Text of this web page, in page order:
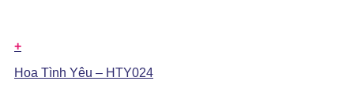
+
Hoa Tình Yêu – HTY024